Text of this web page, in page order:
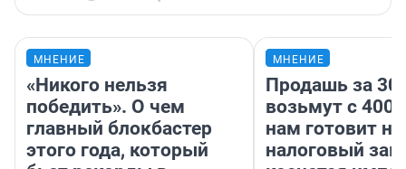
МНЕНИЕ
«Никого нельзя
победить». О чем
главный блокбастер
этого года, который
МНЕНИЕ
Продашь за
возьмут с
нам готовит
налоговый